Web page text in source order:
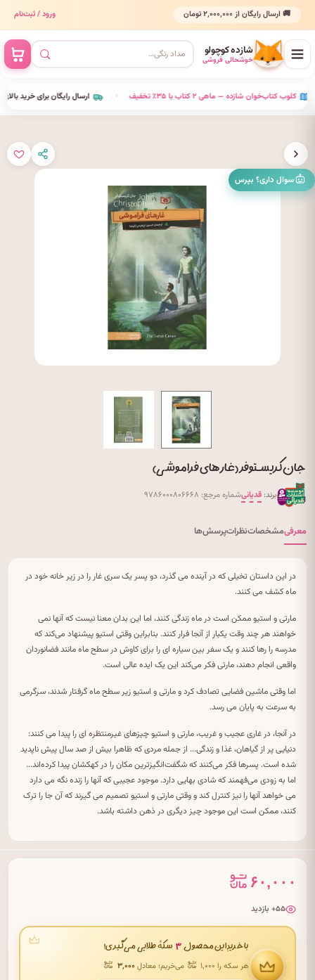
🚚 ارسال رایگان از ۲٬۰۰۰٬۰۰۰ تومان ورود / ثبت‌نام
شازده کوچولو
خوشحالی فروشی
ارسال رایگان برای خرید بالای • کلوب کتاب‌خوان شازده — ماهی ۲ کتاب با ۳۵٪ تخفیف •
سوال داری؟ بپرس
جان کریستوفر (غارهای فراموشی)
برند:قدیانیشماره مرجع: ۹۷۸۶۰۰۰۸۰۶۶۶۸
معرفیمشخصاتنظراتپرسش‌ها
در این داستان تخیلی که در آینده می گذرد، دو پسر یک سری غار را در زیر خانه خود در
ماه کشف می کنند.
مارتی و استیو ممکن است در ماه زندگی کنند، اما این بدان معنا نیست که آنها نمی
خواهند هر چند وقت یکبار از آنجا فرار کنند. بنابراین وقتی استیو پیشنهاد می‌کند که
مدرسه را رها کنند و یک سفر بین سیاره ای را برای کاوش در سطح ماه مانند فضانوردان
واقعی انجام دهند، مارتی فکر می‌کند این یک ایده عالی است.
اما وقتی ماشین فضایی تصادف کرد و مارتی و استیو زیر سطح ماه گرفتار شدند، سرگرمی
به سرعت به پایان می رسد.
در آنجا، در غاری عجیب و غریب، مارتی و استیو چیزهای غیرمنتظره ای را پیدا می کنند:
دنیایی پر از گیاهان، غذا و زندگی... از جمله مردی که ظاهرا بیش از صد سال پیش ناپدید
شده است. پسرها فکر می‌کنند که شگفت‌انگیزترین مکان را در کهکشان پیدا کرده‌اند...
اما به زودی می‌فهمند که شادی بهایی دارد. موجود عجیبی که آنها را زنده نگه می دارد
می خواهد آنها را نیز کنترل کند و وقتی مارتی و استیو تصمیم می گیرند که آن جا را ترک
کنند، ممکن است این موجود چیز دیگری در ذهن داشته باشد.
۶۰,۰۰۰
۵۵+ بازدید
با خریدِ این محصول ۳ سکهٔ طلایی می‌گیری!
هر سکه را ۱٬۰۰۰ می‌خریم؛ معادلِ۳٬۰۰۰